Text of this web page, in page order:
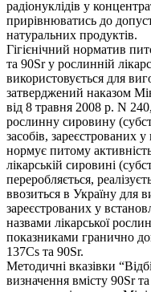
радіонуклідів у
прирівнюватись до
натуральних продуктів.
Гігієнічний норматив
та 90Sr у рослинній
використовується для
затверджений наказом
від 8 травня 2008 р. N
рослинну сировину
засобів, зареєстрованих
нормує питому
лікарській сировині
переробляється,
ввозиться в Україну для
зареєстрованих у
назвами лікарської
показниками гранично
137Cs та 90Sr.
Методичні вказівки
визначення вмісту 90Sr